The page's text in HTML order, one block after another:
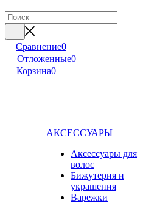
Сравнение0
Отложенные0
Корзина0
АКСЕССУАРЫ
Аксессуары для
волос
Бижутерия и
украшения
Варежки